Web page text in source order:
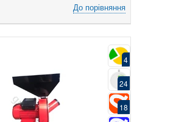
До порівняння
4
24
18